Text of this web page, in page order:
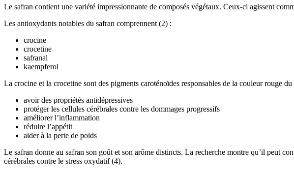
Le safran contient une variété impressionnante de composés végétaux. Ceux-ci agissent
Les antioxydants notables du safran comprennent (2) :
crocine
crocetine
safranal
kaempferol
La crocine et la crocetine sont des pigments caroténoïdes responsables de la couleur rouge
avoir des propriétés antidépressives
protéger les cellules cérébrales contre les dommages progressifs
améliorer l’inflammation
réduire l’appétit
aider à la perte de poids
Le safran donne au safran son goût et son arôme distincts. La recherche montre qu’il peut
cérébrales contre le stress oxydatif (4).